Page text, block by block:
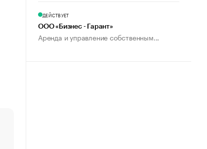
ДЕЙСТВУЕТ
ООО «Бизнес - Гарант»
Аренда и управление собственным...